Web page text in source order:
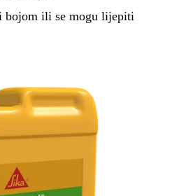
bojom ili se mogu lijepiti